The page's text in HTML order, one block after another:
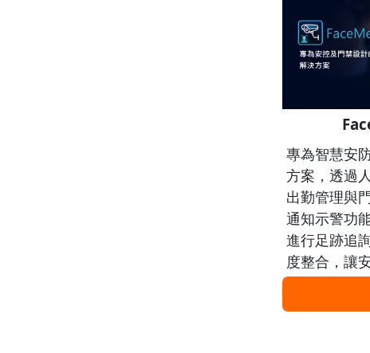
專為智慧安
方案，透過
出勤管理與
通知示警功
進行足跡追
度整合，讓